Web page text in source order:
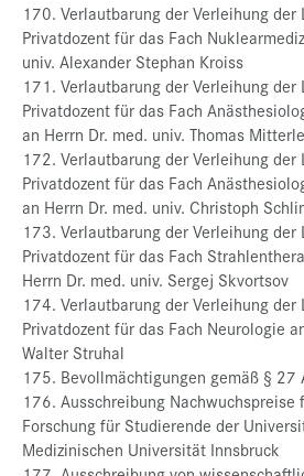
170. Verlautbarung der Verleihung der
Privatdozent für das Fach
univ. Alexander Stephan Kroiss
171. Verlautbarung der Verleihung der
Privatdozent für das Fach
an Herrn Dr. med. univ. Thomas
172. Verlautbarung der Verleihung der
Privatdozent für das Fach
an Herrn Dr. med. univ. Christoph
173. Verlautbarung der Verleihung der
Privatdozent für das Fach
Herrn Dr. med. univ. Sergej Skvortsov
174. Verlautbarung der Verleihung der
Privatdozent für das Fach Neurologie
Walter Struhal
175. Bevollmächtigungen gemäß § 27
176. Ausschreibung
Forschung für Studierende der
Medizinischen Universität Innsbruck